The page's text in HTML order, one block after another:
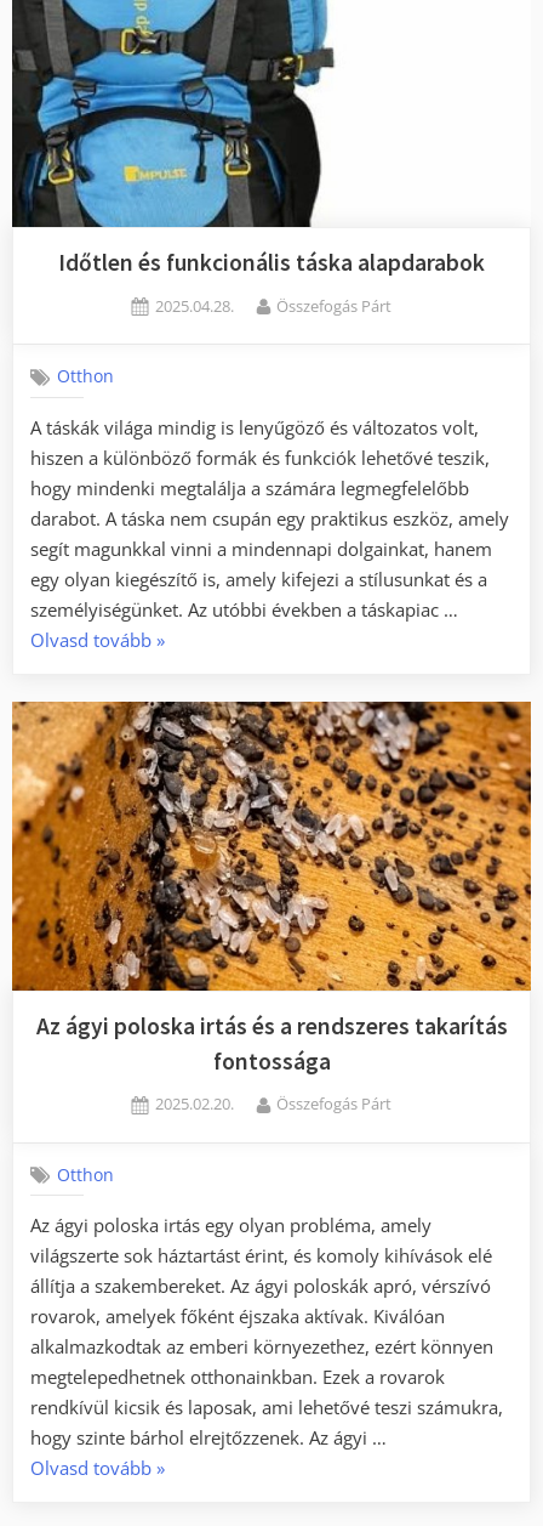
Időtlen és funkcionális táska alapdarabok
Posted
2025.04.28. By
Összefogás Párt
Otthon
A táskák világa mindig is lenyűgöző és változatos volt,
hiszen a különböző formák és funkciók lehetővé teszik,
hogy mindenki megtalálja a számára legmegfelelőbb
darabot. A táska nem csupán egy praktikus eszköz, amely
segít magunkkal vinni a mindennapi dolgainkat, hanem
egy olyan kiegészítő is, amely kifejezi a stílusunkat és a
személyiségünket. Az utóbbi években a táskapiac …
Olvasd tovább„Időtlen
funkcionális
táska
alapdarabok”
»
Az ágyi poloska irtás és a rendszeres takarítás
fontossága
Posted
2025.02.20. By
Összefogás Párt
Otthon
Az ágyi poloska irtás egy olyan probléma, amely
világszerte sok háztartást érint, és komoly kihívások elé
állítja a szakembereket. Az ágyi poloskák apró, vérszívó
rovarok, amelyek főként éjszaka aktívak. Kiválóan
alkalmazkodtak az emberi környezethez, ezért könnyen
megtelepedhetnek otthonainkban. Ezek a rovarok
rendkívül kicsik és laposak, ami lehetővé teszi számukra,
hogy szinte bárhol elrejtőzzenek. Az ágyi …
Olvasd tovább„Az
»